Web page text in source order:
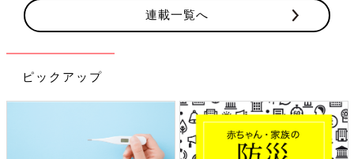
連載一覧へ
ピックアップ